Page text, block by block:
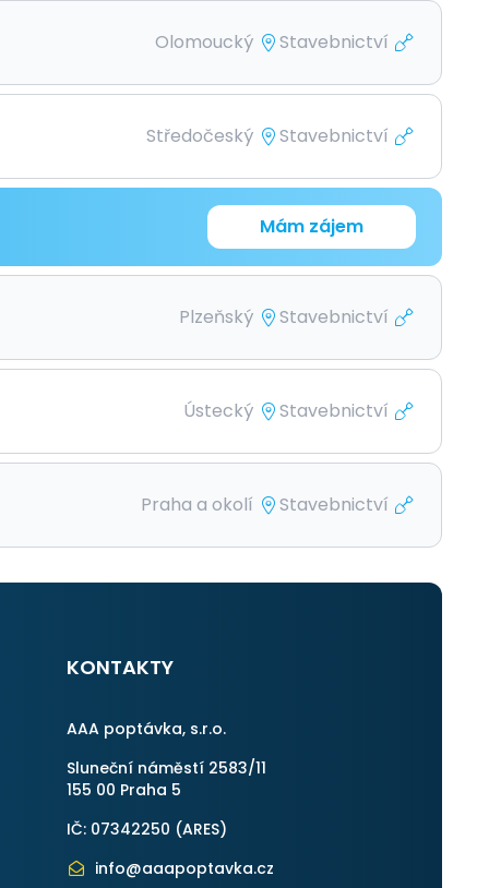
Olomoucký Stavebnictví
Středočeský Stavebnictví
Mám zájem
Plzeňský Stavebnictví
Ústecký Stavebnictví
Praha a okolí Stavebnictví
KONTAKTY
AAA poptávka, s.r.o.
Sluneční náměstí 2583/11
155 00 Praha 5
IČ: 07342250 (ARES)
info@aaapoptavka.cz